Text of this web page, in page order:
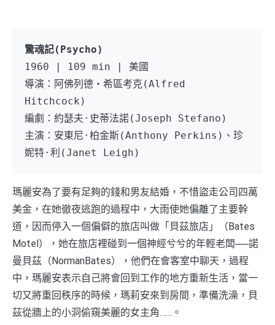
驚魂記(Psycho)
1960 | 109 min | 美國
導演：阿佛列德‧希區考克(Alfred
Hitchcock)
編劇：約瑟夫·史蒂法諾(Joseph Stefano)
主演：安東尼·柏金斯(Anthony Perkins)、珍
妮特·利(Janet Leigh)
瑪麗安為了要有足夠的錢和男友結婚，不惜盜走公司四萬
美金，在她徹夜逃跑的過程中，大雨使她偏離了主要幹
道，因而停入一個偏僻的旅店叫做「貝茲旅店」（Bates
Motel），她在旅店裡碰到一個神經兮兮的年輕老闆──諾
曼貝茲（NormanBates），他們在會客室中聊天，過程
中，瑪麗安表示自己將會回到工作的地方重新生活，當一
切又將重回秩序的時候，瑪莉安來到房間，準備洗澡，貝
茲從牆上的小洞偷窺美麗的女主角……。